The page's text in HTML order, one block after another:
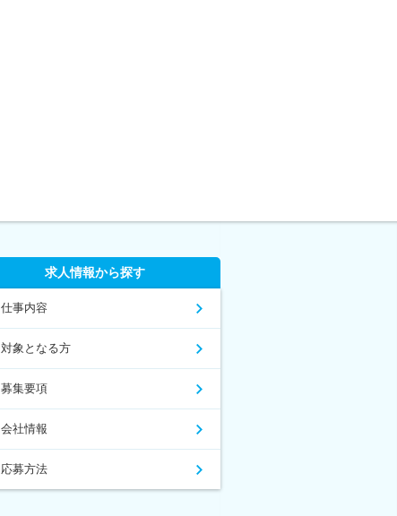
求人情報から探す
仕事内容
対象となる方
募集要項
会社情報
応募方法